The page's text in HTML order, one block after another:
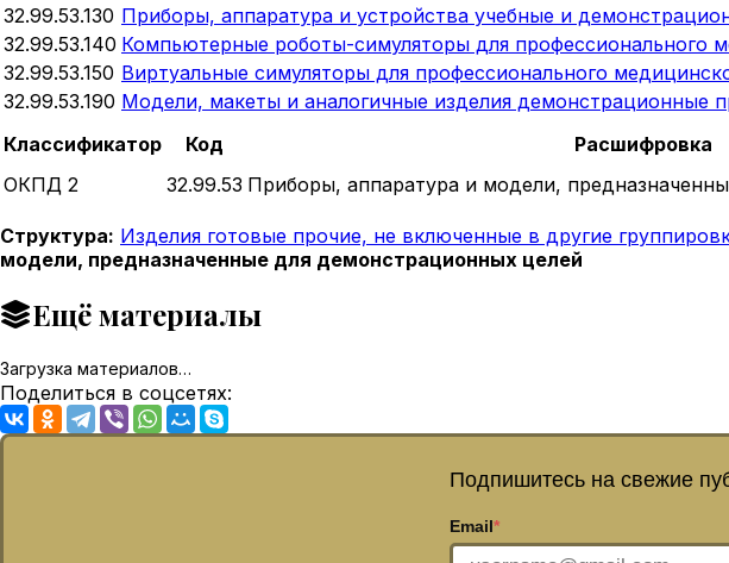
32.99.53.130 Приборы, аппаратура и устройства учебные и
32.99.53.140 Компьютерные роботы-симуляторы для профессионального
32.99.53.150 Виртуальные симуляторы для профессионального
32.99.53.190 Модели, макеты и аналогичные изделия демонстрационные
Классификатор
Код Расшифровка
ОКПД 2
32.99.53 Приборы, аппаратура и модели,
Структура: Изделия готовые прочие, не включенные в другие
модели, предназначенные для демонстрационных целей
Ещё материалы
Загрузка материалов…
Поделиться в соцсетях:
Подпишитесь на свежие
Email*